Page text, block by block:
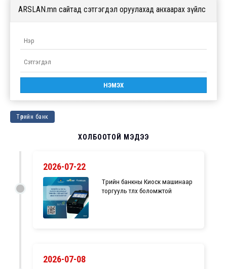
ARSLAN.mn сайтад сэтгэгдэл оруулахад анхаарах зүйлс
Төрийн банк
ХОЛБООТОЙ МЭДЭЭ
2026-07-22
Төрийн банкны Киоск машинаар
торгууль төлөх боломжтой
2026-07-08